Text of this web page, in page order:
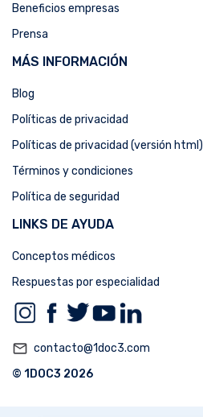
Beneficios empresas
Prensa
MÁS INFORMACIÓN
Blog
Políticas de privacidad
Políticas de privacidad (versión html)
Términos y condiciones
Política de seguridad
LINKS DE AYUDA
Conceptos médicos
Respuestas por especialidad
mail_outline contacto@1doc3.com
© 1DOC3 2026